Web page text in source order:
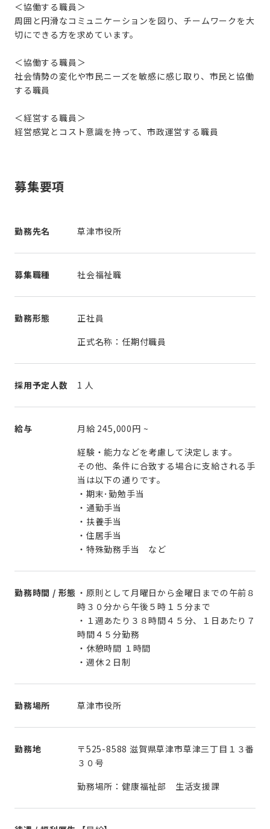
＜協働する職員＞
周囲と円滑なコミュニケーションを図り、チームワークを大
切にできる方を求めています。
＜協働する職員＞
社会情勢の変化や市民ニーズを敏感に感じ取り、市民と協働
する職員
＜経営する職員＞
経営感覚とコスト意識を持って、市政運営する職員
募集要項
勤務先名 草津市役所
募集職種 社会福祉職
勤務形態
正社員
正式名称：任期付職員
採用予定人数 1 人
給与 月給 245,000円 ~
経験・能力などを考慮して決定します。
その他、条件に合致する場合に支給される手
当は以下の通りです。
・期末･勤勉手当
・通勤手当
・扶養手当
・住居手当
・特殊勤務手当 など
勤務時間 / 形態 ・原則として月曜日から金曜日までの午前８
時３０分から午後５時１５分まで
・１週あたり３８時間４５分、１日あたり７
時間４５分勤務
・休憩時間 １時間
勤務場所 草津市役所
勤務地
〒525-8588 滋賀県草津市草津三丁目１３番
３０号
勤務場所：健康福祉部 生活支援課